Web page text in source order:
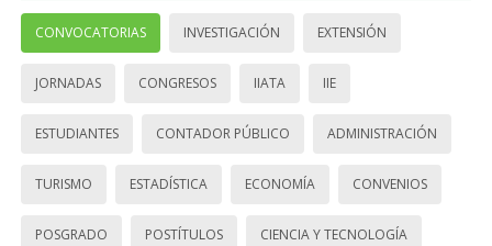
CONVOCATORIAS INVESTIGACIÓN EXTENSIÓN
JORNADAS CONGRESOS IIATA IIE
ESTUDIANTES CONTADOR PÚBLICO ADMINISTRACIÓN
TURISMO ESTADÍSTICA ECONOMÍA CONVENIOS
POSGRADO POSTÍTULOS CIENCIA Y TECNOLOGÍA